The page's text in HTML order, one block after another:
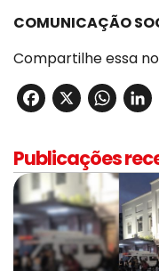
COMUNICAÇÃO
Compartilhe essa
X
Publicações